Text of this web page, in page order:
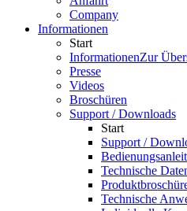
Company
Informationen
Start
InformationenZur
Presse
Videos
Broschüren
Support / Downloads
Start
Support /
Technische
Technische